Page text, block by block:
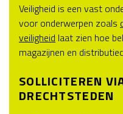
Veiligheid is een vast
voor onderwerpen zoals
veiligheid laat zien hoe
magazijnen en
SOLLICITEREN
DRECHTSTEDEN